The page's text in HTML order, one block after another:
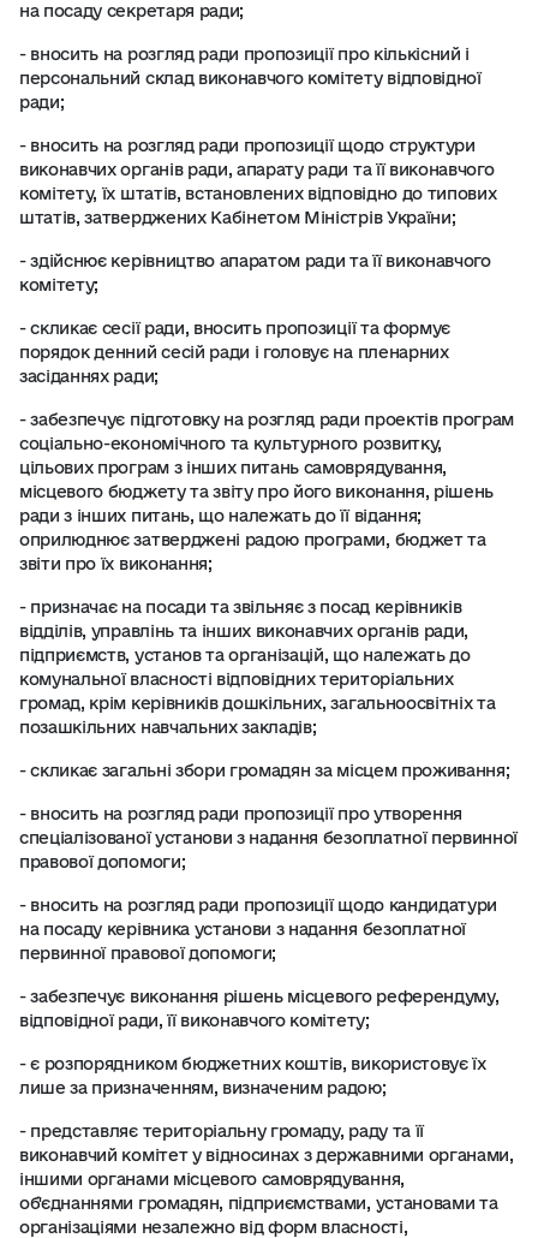
на посаду секретаря ради;
- вносить на розгляд ради пропозиції про кількісний і
персональний склад виконавчого комітету відповідної
ради;
- вносить на розгляд ради пропозиції щодо структури
виконавчих органів ради, апарату ради та її виконавчого
комітету, їх штатів, встановлених відповідно до типових
штатів, затверджених Кабінетом Міністрів України;
- здійснює керівництво апаратом ради та її виконавчого
комітету;
- скликає сесії ради, вносить пропозиції та формує
порядок денний сесій ради і головує на пленарних
засіданнях ради;
- забезпечує підготовку на розгляд ради проектів програм
соціально-економічного та культурного розвитку,
цільових програм з інших питань самоврядування,
місцевого бюджету та звіту про його виконання, рішень
ради з інших питань, що належать до її відання;
оприлюднює затверджені радою програми, бюджет та
звіти про їх виконання;
- призначає на посади та звільняє з посад керівників
відділів, управлінь та інших виконавчих органів ради,
підприємств, установ та організацій, що належать до
комунальної власності відповідних територіальних
громад, крім керівників дошкільних, загальноосвітніх та
позашкільних навчальних закладів;
- скликає загальні збори громадян за місцем проживання;
- вносить на розгляд ради пропозиції про утворення
спеціалізованої установи з надання безоплатної первинної
правової допомоги;
- вносить на розгляд ради пропозиції щодо кандидатури
на посаду керівника установи з надання безоплатної
первинної правової допомоги;
- забезпечує виконання рішень місцевого референдуму,
відповідної ради, її виконавчого комітету;
- є розпорядником бюджетних коштів, використовує їх
лише за призначенням, визначеним радою;
- представляє територіальну громаду, раду та її
виконавчий комітет у відносинах з державними органами,
іншими органами місцевого самоврядування,
об'єднаннями громадян, підприємствами, установами та
організаціями незалежно від форм власності,